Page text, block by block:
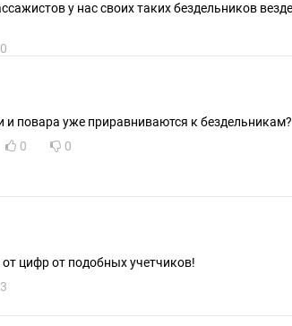
у нас своих таких бездельников
0
и повара уже приравниваются к бездельникам?
0 0
цифр от подобных учетчиков!
3